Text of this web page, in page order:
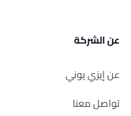
عن الشركة
عن إيزي يوني
تواصل معنا